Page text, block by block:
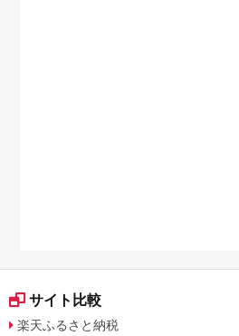
サイト比較
楽天ふるさと納税